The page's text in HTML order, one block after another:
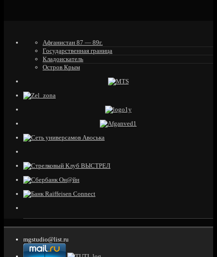
Афганистан 87 — 89г.
Государственная граница
Кладоискатель
Остров Крым
mgstudio@list.ru